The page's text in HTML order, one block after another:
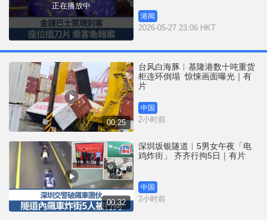
正在播放中
港闻
2026-05-27 23:06 HKT
00:25
台风白海豚︱基隆港数十吨重货
柜连环倒塌 惊悚画面曝光｜有
片
中国
2小时前
00:32
深圳坂银隧道︱5男女午夜「电
鸡炸街」 齐齐行拘5日｜有片
中国
2小时前